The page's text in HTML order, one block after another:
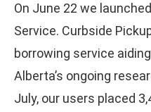
On June 22 we
Service. Curbside
borrowing service
Alberta’s ongoing
July, our users placed